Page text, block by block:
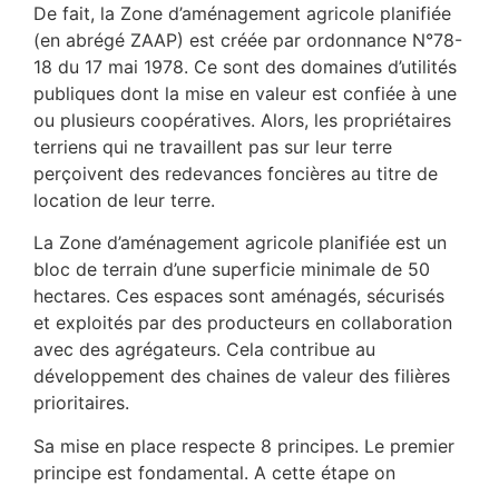
De fait, la Zone d’aménagement agricole planifiée
(en abrégé ZAAP) est créée par ordonnance N°78-
18 du 17 mai 1978. Ce sont des domaines d’utilités
publiques dont la mise en valeur est confiée à une
ou plusieurs coopératives. Alors, les propriétaires
terriens qui ne travaillent pas sur leur terre
perçoivent des redevances foncières au titre de
location de leur terre.
La Zone d’aménagement agricole planifiée est un
bloc de terrain d’une superficie minimale de 50
hectares. Ces espaces sont aménagés, sécurisés
et exploités par des producteurs en collaboration
avec des agrégateurs. Cela contribue au
développement des chaines de valeur des filières
prioritaires.
Sa mise en place respecte 8 principes. Le premier
principe est fondamental. A cette étape on